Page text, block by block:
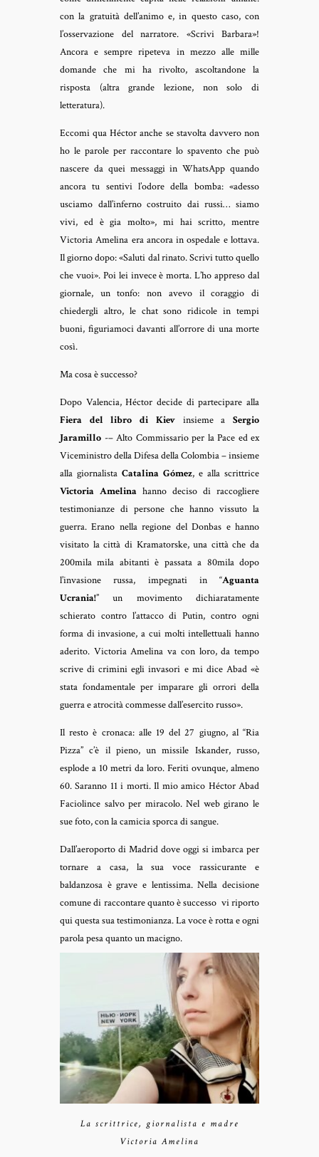
con la gratuità dell’animo e, in questo caso, con
l’osservazione del narratore. «Scrivi Barbara»!
Ancora e sempre ripeteva in mezzo alle mille
domande che mi ha rivolto, ascoltandone la
risposta (altra grande lezione, non solo di
letteratura).
Eccomi qua Héctor anche se stavolta davvero non
ho le parole per raccontare lo spavento che può
nascere da quei messaggi in WhatsApp quando
ancora tu sentivi l’odore della bomba: «adesso
usciamo dall’inferno costruito dai russi… siamo
vivi, ed è gia molto», mi hai scritto, mentre
Victoria Amelina era ancora in ospedale e lottava.
Il giorno dopo: «Saluti dal rinato. Scrivi tutto quello
che vuoi». Poi lei invece è morta. L’ho appreso dal
giornale, un tonfo: non avevo il coraggio di
chiedergli altro, le chat sono ridicole in tempi
buoni, figuriamoci davanti all’orrore di una morte
così.
Ma cosa è successo?
Dopo Valencia, Héctor decide di partecipare alla
Fiera del libro di Kievinsieme aSergio
Jaramillo -– Alto Commissario per la Pace ed ex
Viceministro della Difesa della Colombia – insieme
alla giornalista Catalina Gómez, e alla scrittrice
Victoria Amelina hanno deciso di raccogliere
testimonianze di persone che hanno vissuto la
guerra. Erano nella regione del Donbas e hanno
visitato la città di Kramatorske, una città che da
200mila mila abitanti è passata a 80mila dopo
l’invasione russa, impegnati in “Aguanta
Ucrania!” un movimento dichiaratamente
schierato contro l’attacco di Putin, contro ogni
forma di invasione, a cui molti intellettuali hanno
aderito. Victoria Amelina va con loro, da tempo
scrive di crimini egli invasori e mi dice Abad «è
stata fondamentale per imparare gli orrori della
guerra e atrocità commesse dall’esercito russo».
Il resto è cronaca: alle 19 del 27 giugno, al “Ria
Pizza” c’è il pieno, un missile Iskander, russo,
esplode a 10 metri da loro. Feriti ovunque, almeno
60. Saranno 11 i morti. Il mio amico Héctor Abad
Faciolince salvo per miracolo. Nel web girano le
sue foto, con la camicia sporca di sangue.
Dall’aeroporto di Madrid dove oggi si imbarca per
tornare a casa, la sua voce rassicurante e
baldanzosa è grave e lentissima. Nella decisione
comune di raccontare quanto è successo vi riporto
qui questa sua testimonianza. La voce è rotta e ogni
parola pesa quanto un macigno.
La scrittrice, giornalista e madre
Victoria Amelina